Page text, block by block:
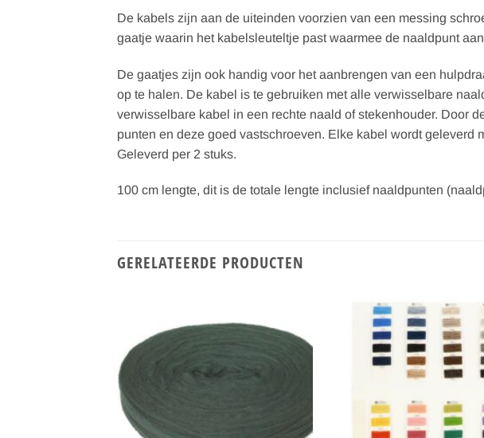
De kabels zijn aan de uiteinden voorzien van een messing
gaatje waarin het kabelsleuteltje past waarmee de naaldpunt
De gaatjes zijn ook handig voor het aanbrengen van een
op te halen. De kabel is te gebruiken met alle verwisselbare
verwisselbare kabel in een rechte naald of stekenhouder. Door
punten en deze goed vastschroeven. Elke kabel wordt
Geleverd per 2 stuks.
100 cm lengte, dit is de totale lengte inclusief naaldpunten
GERELATEERDE PRODUCTEN
Toevoegen